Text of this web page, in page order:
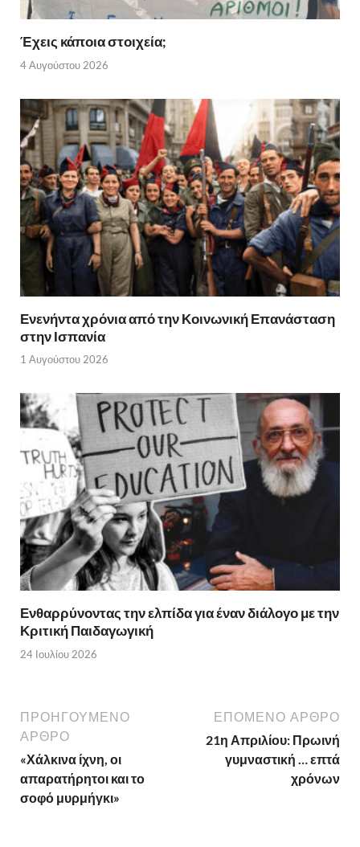
Έχεις κάποια στοιχεία;
4 Αυγούστου 2026
Ενενήντα χρόνια από την Κοινωνική Επανάσταση
στην Ισπανία
1 Αυγούστου 2026
Ενθαρρύνοντας την ελπίδα για έναν διάλογο με την
Κριτική Παιδαγωγική
24 Ιουλίου 2026
ΠΡΟΗΓΟΥΜΕΝΟ
ΑΡΘΡΟ
«Χάλκινα ίχνη, οι
απαρατήρητοι και το
σοφό μυρμήγκι»
ΕΠΟΜΕΝΟ ΑΡΘΡΟ
21η Απριλίου: Πρωινή
γυμναστική … επτά
χρόνων